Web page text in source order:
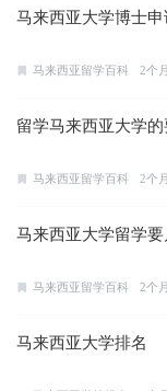
马来西亚大学博士
马来西亚留学百科 2个
留学马来西亚大学
马来西亚留学百科 2个
马来西亚大学留学要
马来西亚留学百科 2个
马来西亚大学排名